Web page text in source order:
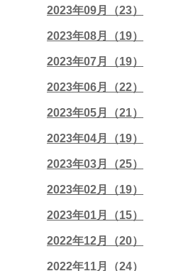
2023年09月（23）
2023年08月（19）
2023年07月（19）
2023年06月（22）
2023年05月（21）
2023年04月（19）
2023年03月（25）
2023年02月（19）
2023年01月（15）
2022年12月（20）
2022年11月（24）